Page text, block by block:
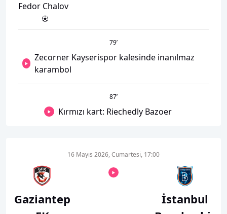
Fedor Chalov
79’
Zecorner Kayserispor kalesinde inanılmaz
karambol
87’
Kırmızı kart: Riechedly Bazoer
Gaziantep
16 Mayıs 2026, Cumartesi, 17:00
İstanbul